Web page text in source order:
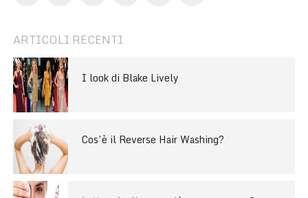
ARTICOLI RECENTI
I look di Blake Lively
Cos’è il Reverse Hair Washing?